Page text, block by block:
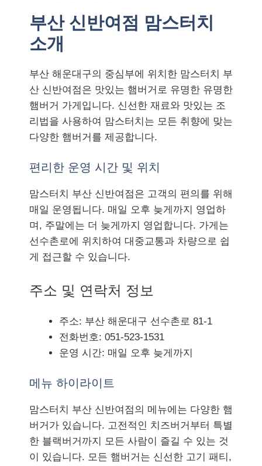
부산 신반여점 맘스터치
소개
부산 해운대구의 중심부에 위치한 맘스터치 부
산 신반여점은 맛있는 햄버거로 유명한 유명한
햄버거 가게입니다. 신선한 재료와 맛있는 조
리법을 사용하여 맘스터치는 모든 취향에 맞는
다양한 햄버거를 제공합니다.
편리한 운영 시간 및 위치
맘스터치 부산 신반여점은 고객의 편의를 위해
매일 운영됩니다. 매일 오후 늦게까지 영업하
며, 주말에는 더 늦게까지 영업합니다. 가게는
선수촌로에 위치하여 대중교통과 차량으로 쉽
게 접근할 수 있습니다.
주소 및 연락처 정보
주소: 부산 해운대구 선수촌로 81-1
전화번호: 051-523-1531
운영 시간: 매일 오후 늦게까지
메뉴 하이라이트
맘스터치 부산 신반여점의 메뉴에는 다양한 햄
버거가 있습니다. 고전적인 치즈버거부터 특별
한 블랙버거까지 모든 사람이 즐길 수 있는 것
이 있습니다. 모든 햄버거는 신선한 고기 패티,